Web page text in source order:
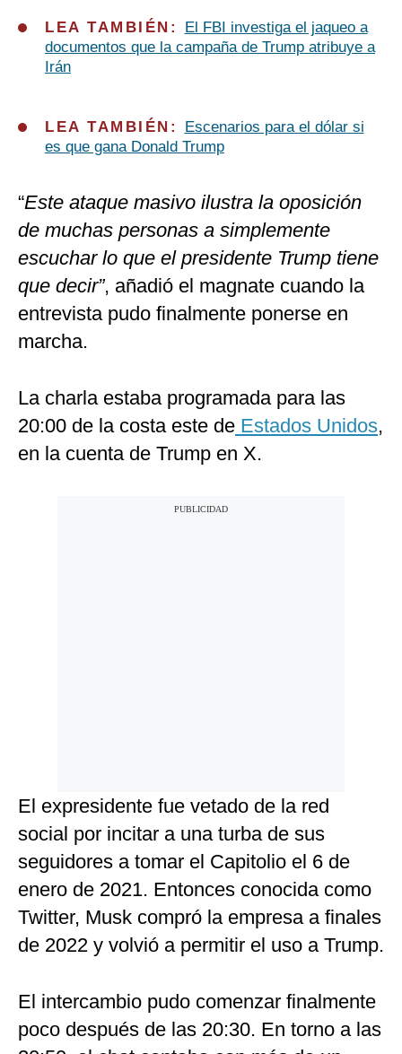
LEA TAMBIÉN:
El FBI investiga el jaqueo a
documentos que la campaña de Trump atribuye a
Irán
LEA TAMBIÉN:
Escenarios para el dólar si
es que gana Donald Trump
“Este ataque masivo ilustra la oposición
de muchas personas a simplemente
escuchar lo que el presidente Trump tiene
que decir”, añadió el magnate cuando la
entrevista pudo finalmente ponerse en
marcha.
La charla estaba programada para las
20:00 de la costa este de Estados Unidos,
en la cuenta de Trump en X.
El expresidente fue vetado de la red
social por incitar a una turba de sus
seguidores a tomar el Capitolio el 6 de
enero de 2021. Entonces conocida como
Twitter, Musk compró la empresa a finales
de 2022 y volvió a permitir el uso a Trump.
El intercambio pudo comenzar finalmente
poco después de las 20:30. En torno a las